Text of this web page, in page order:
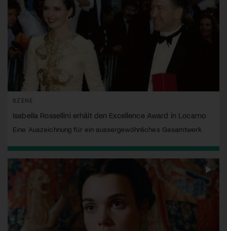
SZENE
Isabella Rossellini erhält den Excellence Award in Locarno
Eine Auszeichnung für ein aussergewöhnliches Gesamtwerk